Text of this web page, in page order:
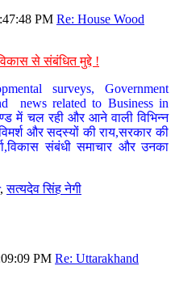
PM Re: House Wood
से संबंधित मुद्दे !
surveys, Government
news related to Business in
में चल रही और आने वाली विभिन्न
और सदस्यों की राय,सरकार की
संबंधी समाचार और उनका
,सत्यदेव सिंह नेगी
PM Re: Uttarakhand